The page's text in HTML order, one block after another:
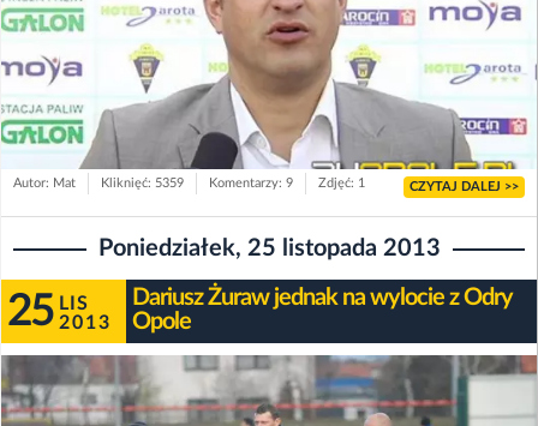
Autor: Mat Kliknięć: 5359 Komentarzy: 9 Zdjęć: 1 CZYTAJ DALEJ >>
Poniedziałek, 25 listopada 2013
25 LIS
2013
Dariusz Żuraw jednak na wylocie z Odry
Opole